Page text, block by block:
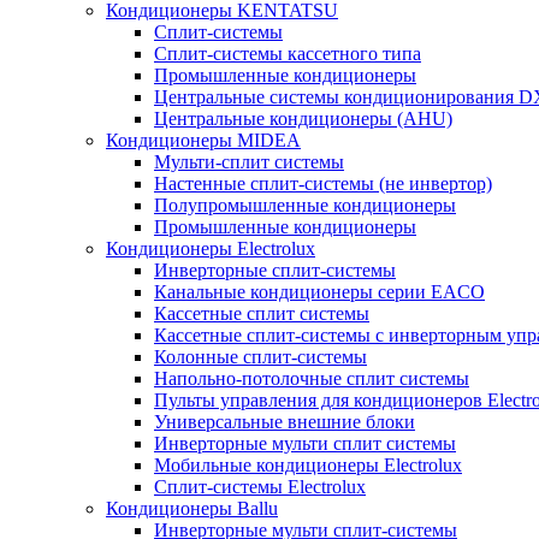
Кондиционеры KENTATSU
Сплит-системы
Сплит-системы кассетного типа
Промышленные кондиционеры
Центральные системы кондиционирования
Центральные кондиционеры (AHU)
Кондиционеры MIDEA
Мульти-сплит системы
Настенные сплит-системы (не инвертор)
Полупромышленные кондиционеры
Промышленные кондиционеры
Кондиционеры Electrolux
Инверторные сплит-системы
Канальные кондиционеры серии EACO
Кассетные сплит системы
Кассетные сплит-системы с инверторным
Колонные сплит-системы
Напольно-потолочные сплит системы
Пульты управления для кондиционеров
Универсальные внешние блоки
Инверторные мульти сплит системы
Мобильные кондиционеры Electrolux
Сплит-системы Electrolux
Кондиционеры Ballu
Инверторные мульти сплит-системы